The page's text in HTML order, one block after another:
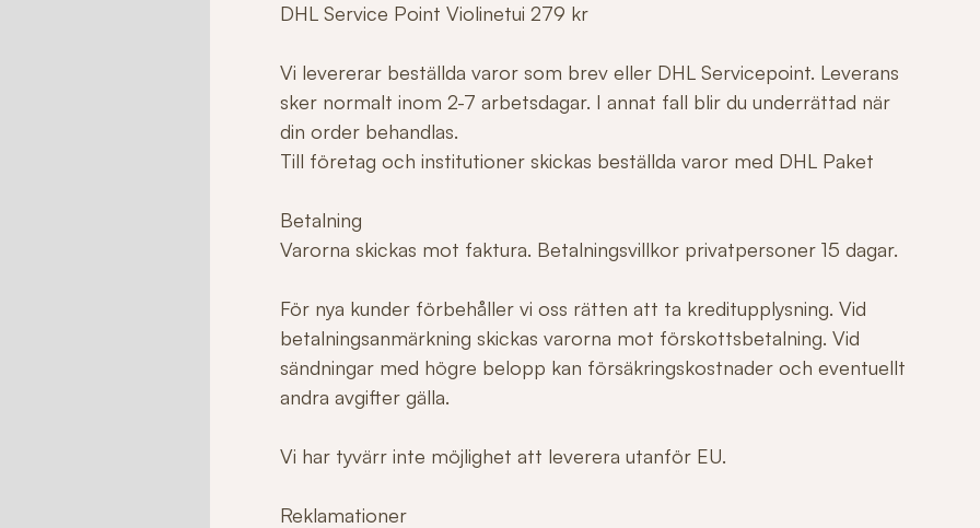
DHL Service Point Violinetui 279 kr
Vi levererar beställda varor som brev eller DHL Servicepoint. Leverans
sker normalt inom 2-7 arbetsdagar. I annat fall blir du underrättad när
din order behandlas.
Till företag och institutioner skickas beställda varor med DHL Paket
Betalning
Varorna skickas mot faktura. Betalningsvillkor privatpersoner 15 dagar.
För nya kunder förbehåller vi oss rätten att ta kreditupplysning. Vid
betalningsanmärkning skickas varorna mot förskottsbetalning. Vid
sändningar med högre belopp kan försäkringskostnader och eventuellt
andra avgifter gälla.
Vi har tyvärr inte möjlighet att leverera utanför EU.
Reklamationer